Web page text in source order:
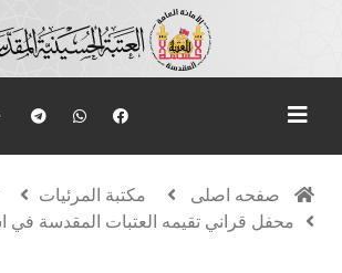
صفحه اصلی مكتبة المرئيات
محفل قراني تقيمه العتبات المقدسة في